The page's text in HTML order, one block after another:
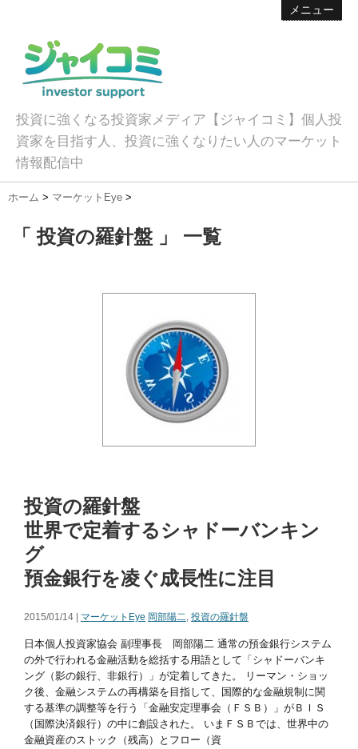
メニュー
投資に強くなる投資家メディア【ジャイコミ】個人投
資家を目指す人、投資に強くなりたい人のマーケット
情報配信中
ホーム > マーケットEye >
「 投資の羅針盤 」 一覧
投資の羅針盤
世界で定着するシャドーバンキン
グ
預金銀行を凌ぐ成長性に注目
2015/01/14 | マーケットEye 岡部陽二, 投資の羅針盤
日本個人投資家協会 副理事長 岡部陽二 通常の預金銀行システム
の外で行われる金融活動を総括する用語として「シャドーバンキ
ング（影の銀行、非銀行）」が定着してきた。 リーマン・ショッ
ク後、金融システムの再構築を目指して、国際的な金融規制に関
する基準の調整等を行う「金融安定理事会（ＦＳＢ）」がＢＩＳ
（国際決済銀行）の中に創設された。 いまＦＳＢでは、世界中の
金融資産のストック（残高）とフロー（資